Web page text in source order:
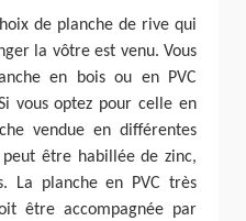
de planche de rive qui
la vôtre est venu. Vous
en bois ou en PVC
vous optez pour celle en
vendue en différentes
être habillée de zinc,
La planche en PVC très
être accompagnée par